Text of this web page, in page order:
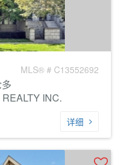
MLS® # C13552692
INC.
详细